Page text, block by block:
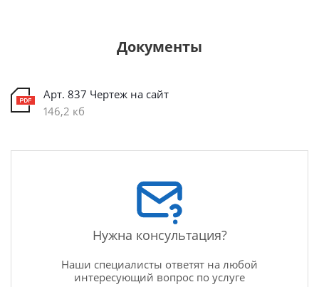
Документы
Арт. 837 Чертеж на сайт
146,2 кб
Нужна консультация?
Наши специалисты ответят на любой
интересующий вопрос по услуге